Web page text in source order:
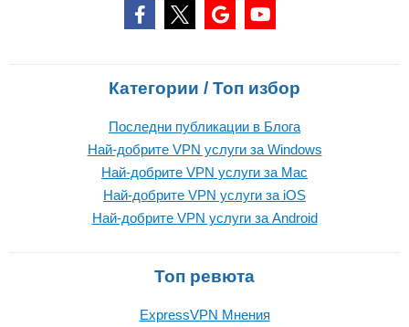
Категории / Топ избор
Последни публикации в Блога
Най-добрите VPN услуги за Windows
Най-добрите VPN услуги за Mac
Най-добрите VPN услуги за iOS
Най-добрите VPN услуги за Android
Топ ревюта
ExpressVPN Mнения